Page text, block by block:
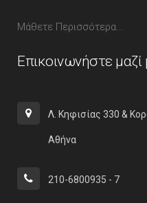
Μάθετε Περισσότερα...
Επικοινωνήστε μαζί
Λ. Κηφισίας 330 &
Αθήνα
210-6800935 - 7